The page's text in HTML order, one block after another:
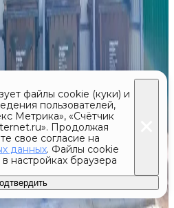
файлы cookie (куки) и
пользователей,
Метрика», «Счётчик
Продолжая
свое согласие на
данных. Файлы cookie
настройках браузера